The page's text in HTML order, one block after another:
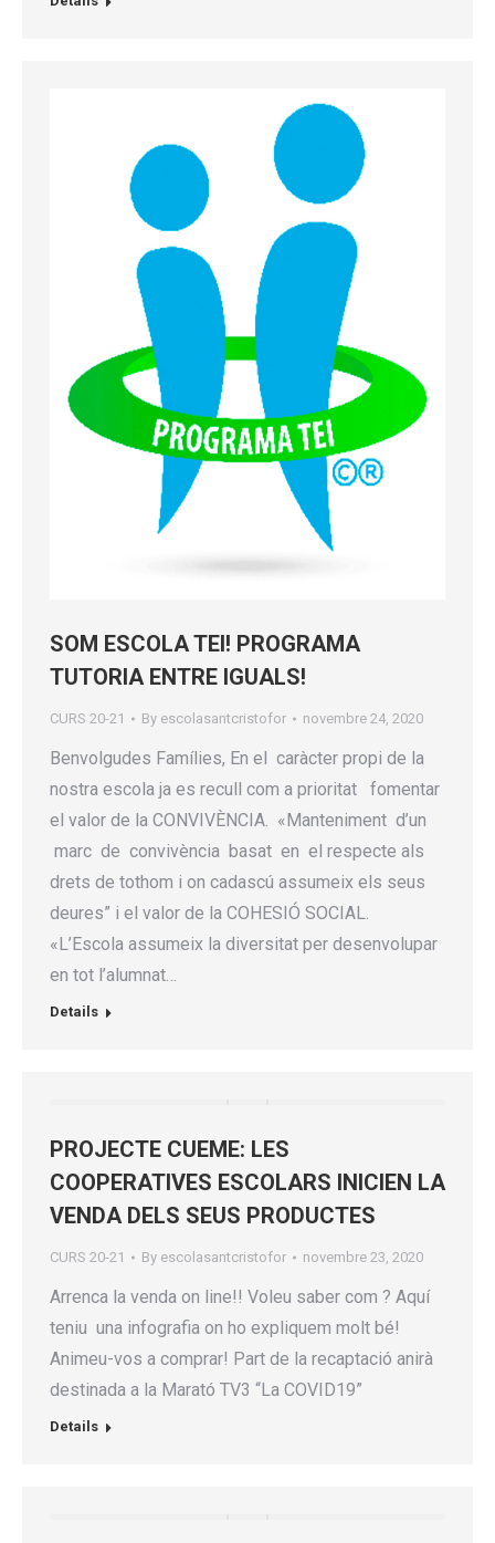
SOM ESCOLA TEI! PROGRAMA
TUTORIA ENTRE IGUALS!
CURS 20-21 By escolasantcristofor novembre 24, 2020
Benvolgudes Famílies, En el caràcter propi de la
nostra escola ja es recull com a prioritat fomentar
el valor de la CONVIVÈNCIA. «Manteniment d’un
marc de convivència basat en el respecte als
drets de tothom i on cadascú assumeix els seus
deures” i el valor de la COHESIÓ SOCIAL.
«L’Escola assumeix la diversitat per desenvolupar
en tot l’alumnat…
Details
PROJECTE CUEME: LES
COOPERATIVES ESCOLARS INICIEN LA
VENDA DELS SEUS PRODUCTES
CURS 20-21 By escolasantcristofor novembre 23, 2020
Arrenca la venda on line!! Voleu saber com ? Aquí
teniu una infografia on ho expliquem molt bé!
Animeu-vos a comprar! Part de la recaptació anirà
destinada a la Marató TV3 “La COVID19”
Details